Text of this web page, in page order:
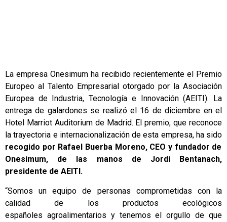
La empresaOnesimum ha recibido recientemente el Premio
Europeo al Talento Empresarial otorgado por la Asociación
Europea de Industria, Tecnología e Innovación (AEITI). La
entrega de galardones se realizó el 16 de diciembre en el
Hotel Marriot Auditorium de Madrid. El premio, que reconoce
la trayectoria e internacionalización de esta empresa, ha sido
recogido por Rafael Buerba Moreno, CEO y fundador de
Onesimum, de las manos de Jordi Bentanach,
presidente de AEITI.
“Somos un equipo de personas comprometidas con la
calidad de los productos ecológicos
españoles agroalimentarios y tenemos el orgullo de que